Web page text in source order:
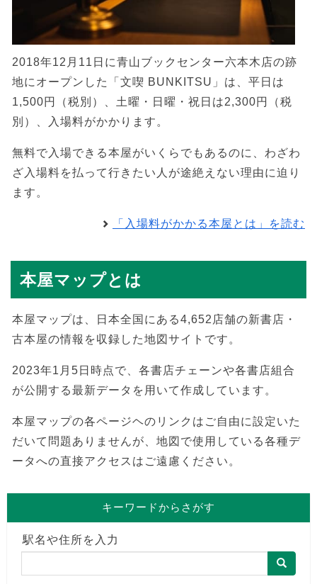
2018年12月11日に青山ブックセンター六本木店の跡
地にオープンした「文喫 BUNKITSU」は、平日は
1,500円（税別）、土曜・日曜・祝日は2,300円（税
別）、入場料がかかります。
無料で入場できる本屋がいくらでもあるのに、わざわ
ざ入場料を払って行きたい人が途絶えない理由に迫り
ます。
「入場料がかかる本屋とは」を読む
本屋マップとは
本屋マップは、日本全国にある4,652店舗の新書店・
古本屋の情報を収録した地図サイトです。
2023年1月5日時点で、各書店チェーンや各書店組合
が公開する最新データを用いて作成しています。
本屋マップの各ページヘのリンクはご自由に設定いた
だいて問題ありませんが、地図で使用している各種デ
ータへの直接アクセスはご遠慮ください。
キーワードからさがす
駅名や住所を入力